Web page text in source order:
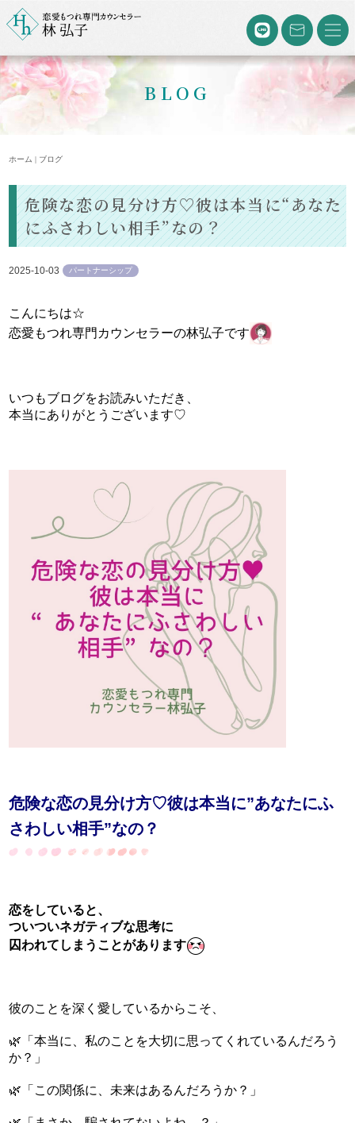
BLOG
ホーム | ブログ
危険な恋の見分け方♡彼は本当に“あなた
にふさわしい相手”なの？
2025-10-03 パートナーシップ
こんにちは☆
恋愛もつれ専門カウンセラーの林弘子です
いつもブログをお読みいただき、
本当にありがとうございます♡
危険な恋の見分け方♡彼は本当に”あなたにふ
さわしい相手”なの？
恋をしていると、
ついついネガティブな思考に
囚われてしまうことがあります
彼のことを深く愛しているからこそ、
🌿「本当に、私のことを大切に思ってくれているんだろう
か？」
🌿「この関係に、未来はあるんだろうか？」